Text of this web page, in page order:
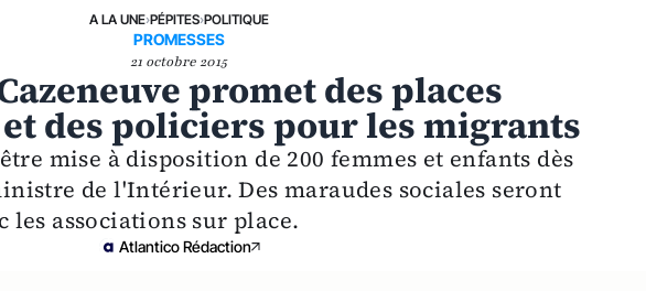
A LA UNE›PÉPITES›POLITIQUE
PROMESSES
21 octobre 2015
promet des places
des policiers pour les migrants
mise à disposition de 200 femmes et enfants dès
de l'Intérieur. Des maraudes sociales seront
les associations sur place.
Atlantico Rédaction